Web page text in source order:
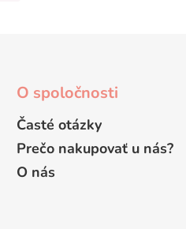
O spoločnosti
Časté otázky
Prečo nakupovať u nás?
O nás